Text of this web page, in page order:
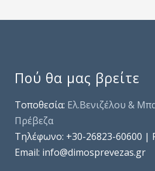
Πού θα μας βρείτε
Τοποθεσία: Ελ.Βενιζέλου &
Πρέβεζα
Τηλέφωνo: +30-26823-60600 |
Email: info@dimosprevezas.gr